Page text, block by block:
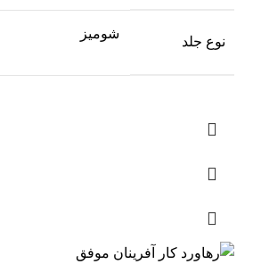
نوع جلد
شومیز